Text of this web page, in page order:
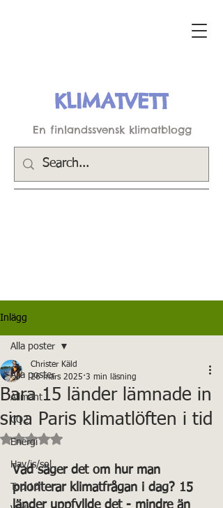
KLIMATVETT
En finlandssvensk klimatblogg
Inlägg
Alla poster
Allmänt
CO2
Energi
Hav/is/sol
Top 10
Alla poster
Bara 15 länder lämnade in
sina Paris klimatlöften i tid
Christer Käld
26 mars 2025 3 min läsning
Betygsatt till NaN av 5 stjärnor.
Vad säger det om hur man
prioriterar klimatfrågan i dag? 15
länder uppfyllde det - mindre än